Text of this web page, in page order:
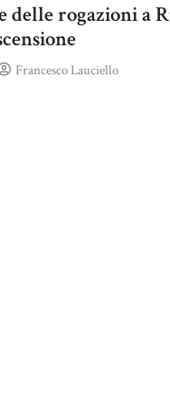
delle rogazioni a
Francesco Lauciello